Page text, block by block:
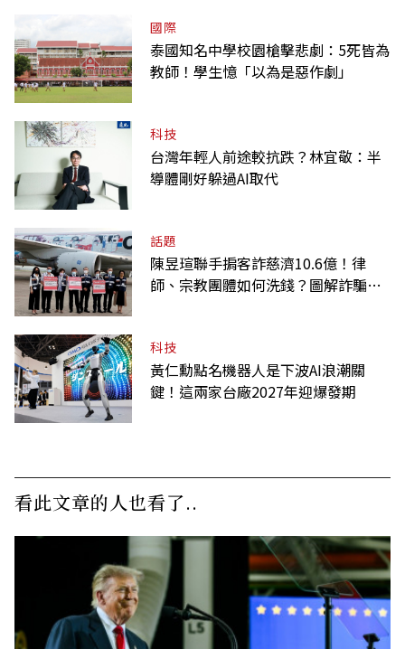
國際
泰國知名中學校園槍擊悲劇：5死皆為
教師！學生憶「以為是惡作劇」
科技
台灣年輕人前途較抗跌？林宜敬：半
導體剛好躲過AI取代
話題
陳昱瑄聯手掮客詐慈濟10.6億！律
師、宗教團體如何洗錢？圖解詐騙關
科技
黃仁勳點名機器人是下波AI浪潮關
鍵！這兩家台廠2027年迎爆發期
看此文章的人也看了..